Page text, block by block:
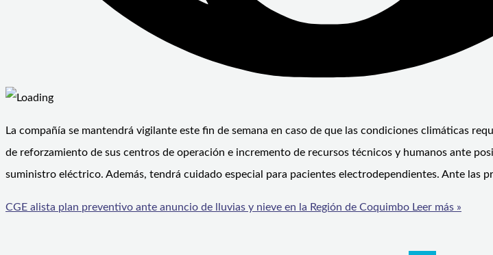
La compañía se mantendrá vigilante este fin de semana en caso de que las condiciones climáticas
de reforzamiento de sus centros de operación e incremento de recursos técnicos y humanos ante
suministro eléctrico. Además, tendrá cuidado especial para pacientes electrodependientes. Ante las
CGE alista plan preventivo ante anuncio de lluvias y nieve en la Región de Coquimbo Leer más »